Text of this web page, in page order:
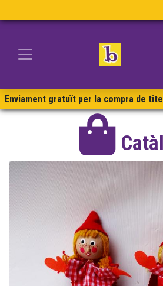
Enviament gratuït per la compra de